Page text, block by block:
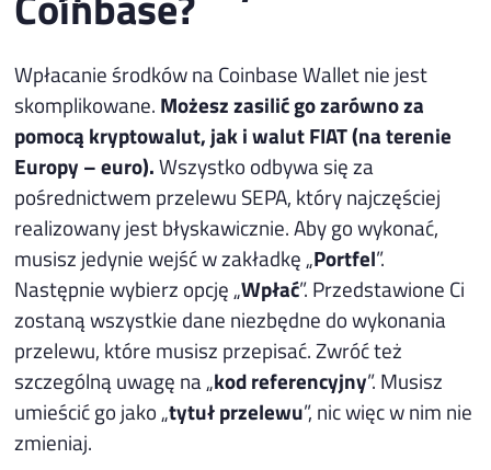
Wpłacanie środków na Coinbase Wallet nie jest
skomplikowane. Możesz zasilić go zarówno za
pomocą kryptowalut, jak i walut FIAT (na terenie
Europy – euro).Wszystko odbywa się za
pośrednictwem przelewu SEPA, który najczęściej
realizowany jest błyskawicznie. Aby go wykonać,
musisz jedynie wejść w zakładkę „Portfel”.
Następnie wybierz opcję „Wpłać”. Przedstawione Ci
zostaną wszystkie dane niezbędne do wykonania
przelewu, które musisz przepisać. Zwróć też
szczególną uwagę na „kod referencyjny”. Musisz
umieścić go jako „tytuł przelewu”, nic więc w nim nie
zmieniaj.